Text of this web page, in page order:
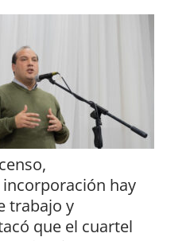
hay
trabajo y
que el cuartel